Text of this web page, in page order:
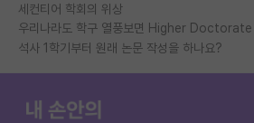
세컨티어 학회의 위상
석사 1학기부터 원래 논문 작성을 하나요?